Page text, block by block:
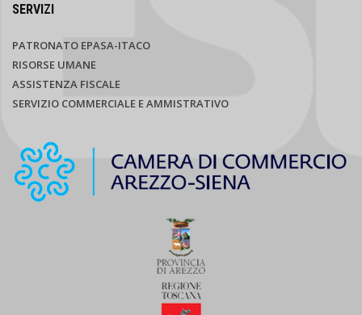
SERVIZI
PATRONATO EPASA-ITACO
RISORSE UMANE
ASSISTENZA FISCALE
SERVIZIO COMMERCIALE E AMMISTRATIVO